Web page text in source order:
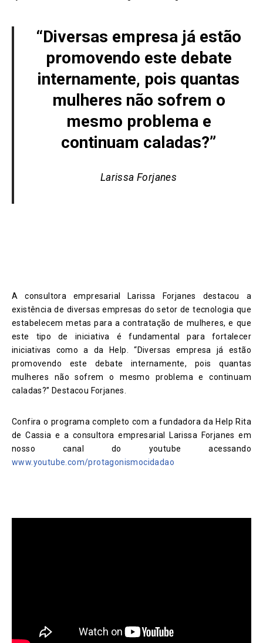
“Diversas empresa já estão
promovendo este debate
internamente, pois quantas
mulheres não sofrem o
mesmo problema e
continuam caladas?”
Larissa Forjanes
A consultora empresarial Larissa Forjanes destacou a
existência de diversas empresas do setor de tecnologia que
estabelecem metas para a contratação de mulheres, e que
este tipo de iniciativa é fundamental para fortalecer
iniciativas como a da Help. “Diversas empresa já estão
promovendo este debate internamente, pois quantas
mulheres não sofrem o mesmo problema e continuam
caladas?” Destacou Forjanes.
Confira o programa completo com a fundadora da Help Rita
de Cassia e a consultora empresarial Larissa Forjanes em
nosso canal do youtube acessando
www.youtube.com/protagonismocidadao